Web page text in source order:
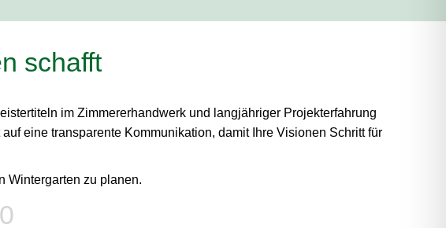
schafft
im Zimmererhandwerk und langjähriger Projekterfahrung
eine transparente Kommunikation, damit Ihre Visionen Schritt für
Wintergarten zu planen.